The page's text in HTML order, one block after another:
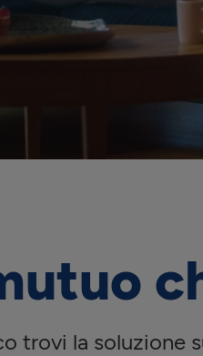
trovi la soluzione